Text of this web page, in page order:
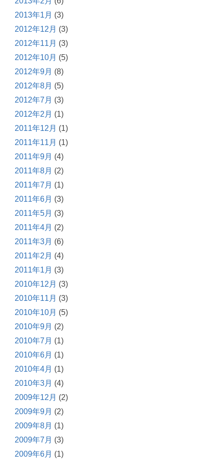
2013年1月 (3)
2012年12月 (3)
2012年11月 (3)
2012年10月 (5)
2012年9月 (8)
2012年8月 (5)
2012年7月 (3)
2012年2月 (1)
2011年12月 (1)
2011年11月 (1)
2011年9月 (4)
2011年8月 (2)
2011年7月 (1)
2011年6月 (3)
2011年5月 (3)
2011年4月 (2)
2011年3月 (6)
2011年2月 (4)
2011年1月 (3)
2010年12月 (3)
2010年11月 (3)
2010年10月 (5)
2010年9月 (2)
2010年7月 (1)
2010年6月 (1)
2010年4月 (1)
2010年3月 (4)
2009年12月 (2)
2009年9月 (2)
2009年8月 (1)
2009年7月 (3)
2009年6月 (1)